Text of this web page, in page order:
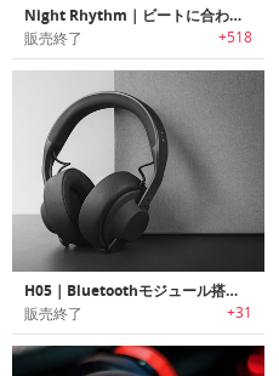
Night Rhythm｜ビートに合わせてネオンが発光するハイクオリティサウンドヘッドホン「ナイトリズム」
販売終了 +518
H05｜Bluetoothモジュール搭載スマートヘッドバンド「H05」
販売終了 +31